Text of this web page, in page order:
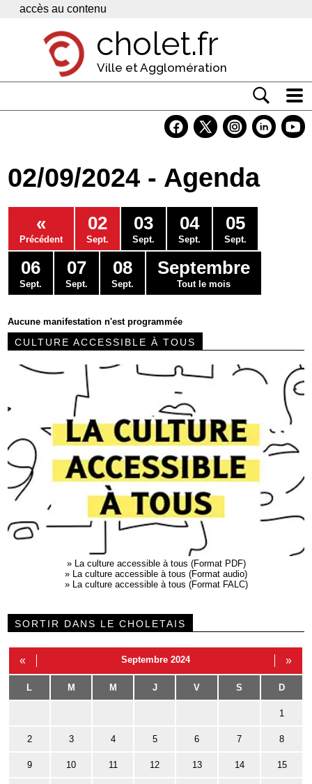
Panneau de gestion des cookies
accès au contenu
cholet.fr
Ville et Agglomération
Economie
Services
Contacts
02/09/2024 - Agenda
«
Précédent
02
Sept.
03
Sept.
04
Sept.
05
Sept.
06
Sept.
07
Sept.
08
Sept.
Septembre
Tout le mois
Aucune manifestation n'est programmée
CULTURE ACCESSIBLE À TOUS
»
La culture accessible à tous (Format PDF)
»
La culture accessible à tous (Format audio)
»
La culture accessible à tous (Format FALC)
SORTIR DANS LE CHOLETAIS
« Septembre 2024 »
L M M J V S D
1
2 3 4 5 6 7 8
9 10 11 12 13 14 15